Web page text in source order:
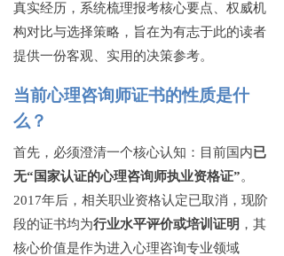
真实经历，系统梳理报考核心要点、权威机
构对比与选择策略，旨在为有志于此的读者
提供一份客观、实用的决策参考。
当前心理咨询师证书的性质是什
么？
首先，必须澄清一个核心认知：目前国内已
无“国家认证的心理咨询师执业资格证”。
2017年后，相关职业资格认定已取消，现阶
段的证书均为行业水平评价或培训证明 ，其
核心价值是作为进入心理咨询专业领域